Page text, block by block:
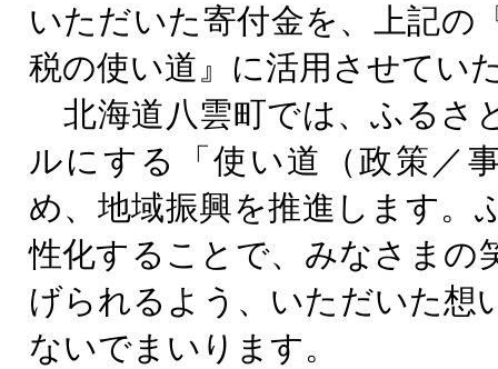
いただいた寄付金を、上記の
税の使い道』に活用させてい
北海道八雲町では、ふるさ
ルにする「使い道（政策／
め、地域振興を推進します。
性化することで、みなさまの
げられるよう、いただいた想
ないでまいります。